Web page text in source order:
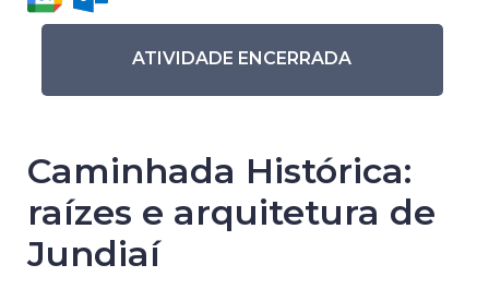
ATIVIDADE ENCERRADA
Caminhada Histórica:
raízes e arquitetura de
Jundiaí